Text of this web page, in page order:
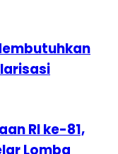
RI ke-81,
Lomba